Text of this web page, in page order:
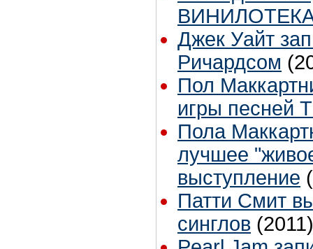
Джек Уайт
Ричардсом
Пол
игры песней
Пола
лучшее
выступление
Патти Смит
синглов (2011)